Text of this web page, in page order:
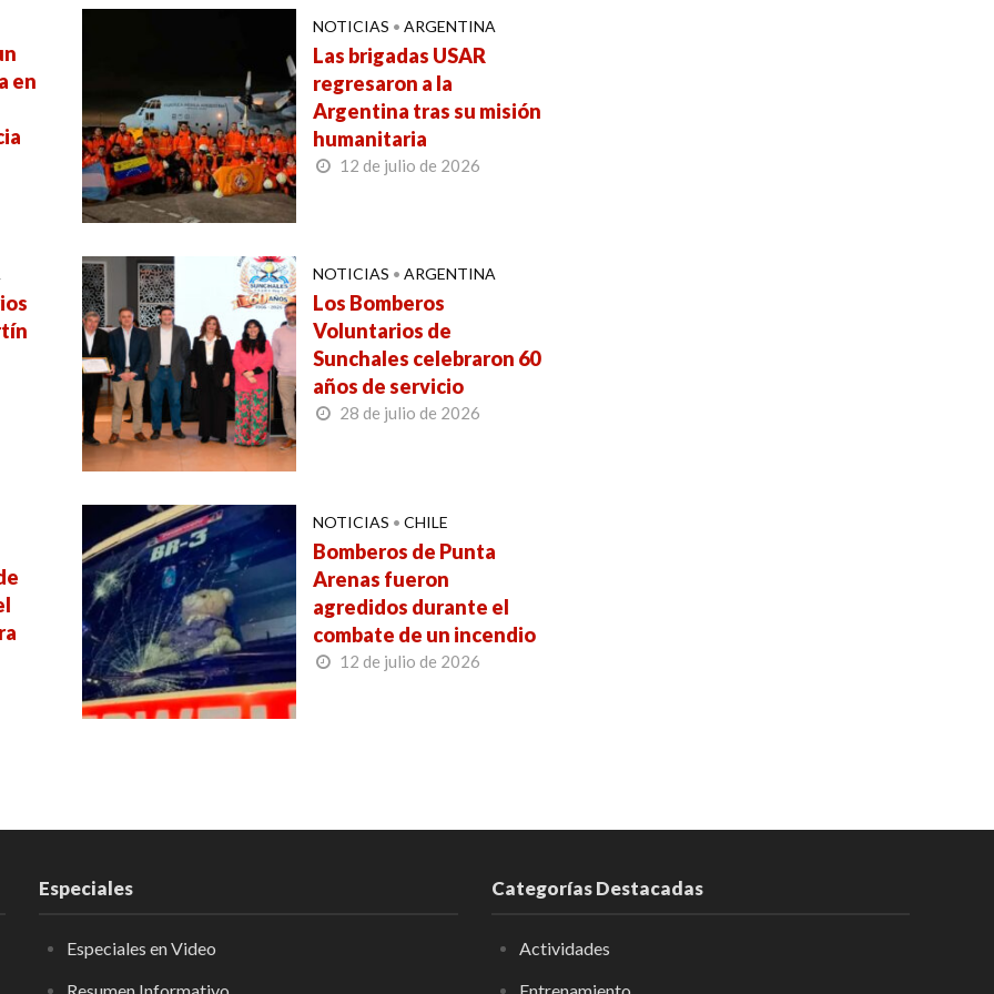
en
NOTICIAS • ARGENTINA
Las brigadas USAR
regresaron a la
Argentina tras su misión
humanitaria
12 de julio de 2026
NOTICIAS • ARGENTINA
Los Bomberos
Voluntarios de
Sunchales celebraron 60
años de servicio
28 de julio de 2026
NOTICIAS • CHILE
Bomberos de Punta
Arenas fueron
agredidos durante el
combate de un incendio
12 de julio de 2026
Especiales
Especiales en Video
Categorías Destacadas
Actividades